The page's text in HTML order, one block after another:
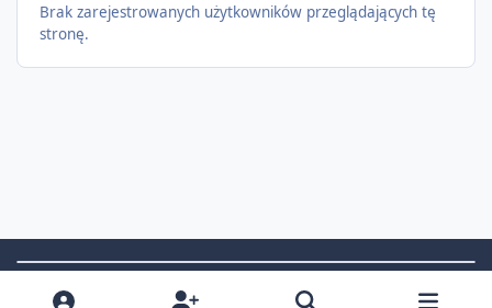
Brak zarejestrowanych użytkowników przeglądających tę
stronę.
Light ModeDark ModeSystem Preference